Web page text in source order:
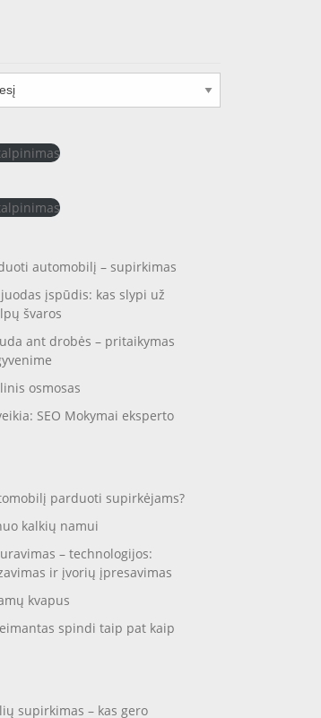
automobilį – supirkimas
įspūdis: kas slypi už
švaros
ant drobės – pritaikymas
osmosas
SEO Mokymai eksperto
parduoti supirkėjams?
kalkių namui
– technologijos:
ir įvorių įpresavimas
kvapus
spindi taip pat kaip
supirkimas – kas gero